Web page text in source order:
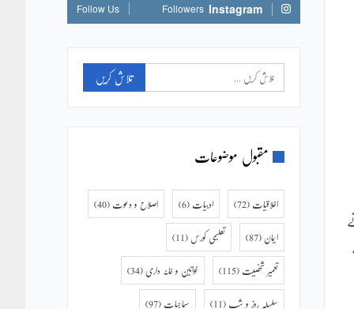
Instagram
Followers
Follow Us
مقبول موضوعات
اخلاقیات (72) ادبیات (6) اصلاح و دعوت (40)
ایمان (87) تعلیمی کورس (11)
تعمیر شخصیت (115) خواتین و خانہ داری (34)
سلسلہ روز و شب (11) سماجیات (97)